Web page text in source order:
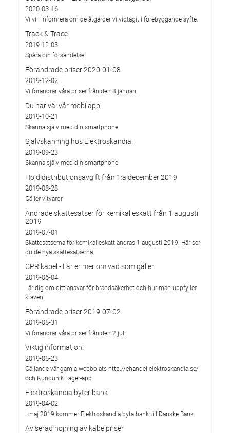
2020-03-16
Vi vill informera om de åtgärder vi vidtagit i förebyggande syfte.
Track & Trace
2019-12-03
Spåra din försändelse
Förändrade priser 2020-01-08
2019-12-02
Vi förändrar våra priser från den 8 januari.
Du har väl vår mobilapp!
2019-10-21
Skanna själv med din smartphone.
Självskanning hos Elektroskandia!
2019-09-23
Skanna själv med din smartphone.
Höjd distributionsavgift från 1:a december 2019
2019-08-28
Gäller vitvaror
Ändrade skattesatser för kemikalieskatt från 1 augusti
2019
2019-07-01
Skattesatserna för kemikalieskatt ändras 1 augusti 2019. Här ser
du de nya skattesatserna.
CPR kabel - Lär er mer om vad som gäller
2019-06-04
Lär dig om ditt ansvar för brandsäkerhet och hur man uppfyller
kraven.
Förändrade priser 2019-07-02
2019-05-31
Vi förändrar våra priser från den 2 juli
Viktig information!
2019-05-23
Gällande vår gamla webbplats http://ehandel.elektroskandia.se/
och Kundunik Lager-app
Elektroskandia byter bank
2019-04-02
I maj 2019 kommer Elektroskandia byta bank till Danske Bank.
Aviserad höjning av kabelpriser